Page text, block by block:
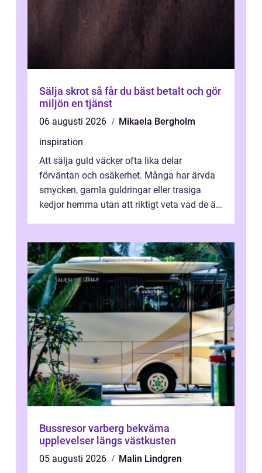
Sälja skrot så får du bäst betalt och gör
miljön en tjänst
06 augusti 2026
Mikaela Bergholm
inspiration
Att sälja guld väcker ofta lika delar
förväntan och osäkerhet. Många har ärvda
smycken, gamla guldringar eller trasiga
kedjor hemma utan att riktigt veta vad de är
Bussresor varberg bekväma
upplevelser längs västkusten
05 augusti 2026
Malin Lindgren